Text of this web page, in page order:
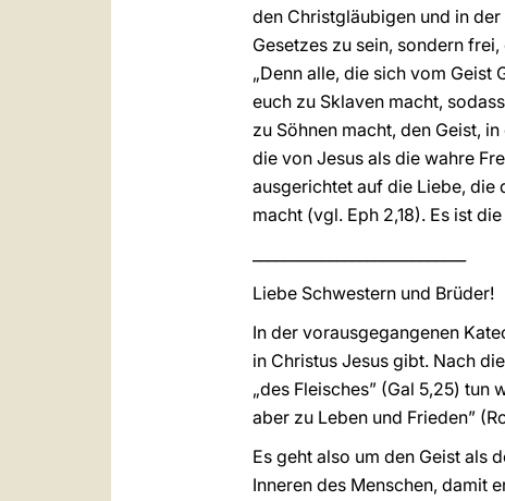
den Christgläubigen und in
Gesetzes zu sein, sondern
„Denn alle, die sich vom Geist
euch zu Sklaven macht,
zu Söhnen macht, den Geist,
die von Jesus als die wahre
ausgerichtet auf die Liebe, die
macht (vgl. Eph 2,18). Es ist
Liebe Schwestern und Brüder!
In der vorausgegangenen
in Christus Jesus gibt. Nach
„des Fleisches” (Gal 5,25) tun
aber zu Leben und Frieden”
Es geht also um den Geist als
Inneren des Menschen, damit